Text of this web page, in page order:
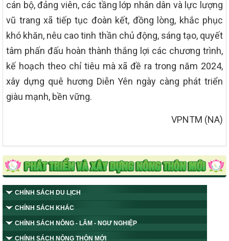
cán bộ, đảng viên, các tầng lớp nhân dân và lực lượng
vũ trang xã tiếp tục đoàn kết, đồng lòng, khắc phục
khó khăn, nêu cao tinh thần chủ động, sáng tạo, quyết
tâm phấn đấu hoàn thành thắng lợi các chương trình,
kế hoạch theo chỉ tiêu mà xã đề ra trong năm 2024,
xây dựng quê hương Diễn Yên ngày càng phát triển
giàu mạnh, bền vững.
VPNTM (NA)
CHÍNH SÁCH DU LỊCH
CHÍNH SÁCH KHÁC
CHÍNH SÁCH NÔNG - LÂM - NGƯ NGHIỆP
CHÍNH SÁCH NÔNG THÔN MỚI